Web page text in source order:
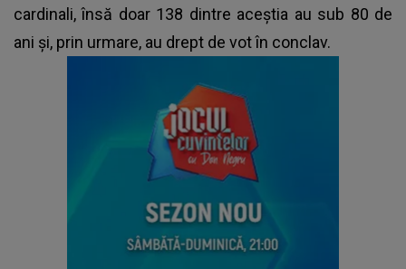
cardinali, însă doar 138 dintre aceștia au sub 80 de
ani și, prin urmare, au drept de vot în conclav.